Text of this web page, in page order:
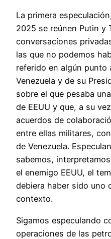
La primera
2025 se reúnen Putin y
conversaciones
las que no podemos
referido en algún punto
Venezuela y de su
sobre el que pesaba
de EEUU y que, a su
acuerdos de
entre ellas militares,
de Venezuela.
sabemos,
el enemigo EEUU, el
debiera haber sido uno
contexto.
Sigamos especulando
operaciones de las